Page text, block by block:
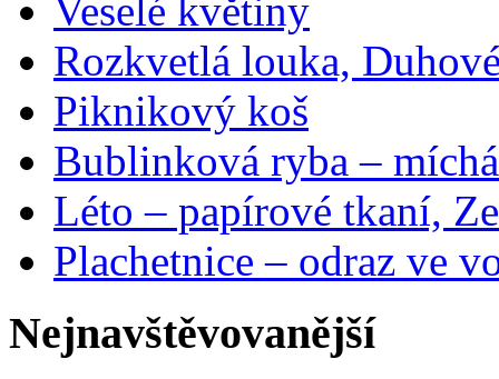
Veselé květiny
Rozkvetlá louka,
Piknikový koš
Bublinková ryba –
Léto – papírové tkaní,
Plachetnice – odraz ve
Nejnavštěvovanější